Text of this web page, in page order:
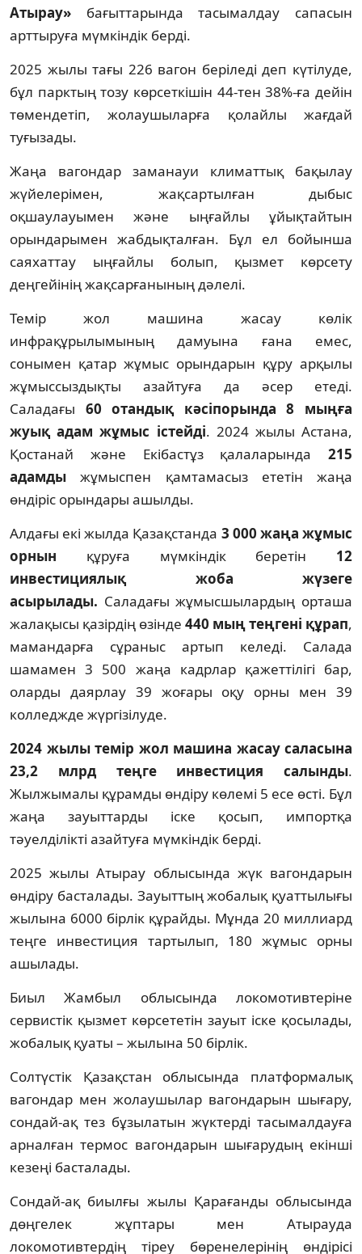
Атырау» бағыттарында тасымалдау сапасын
арттыруға мүмкіндік берді.
2025 жылы тағы 226 вагон беріледі деп күтілуде,
бұл парктың тозу көрсеткішін 44-тен 38%-ға дейін
төмендетіп, жолаушыларға қолайлы жағдай
туғызады.
Жаңа вагондар заманауи климаттық бақылау
жүйелерімен, жақсартылған дыбыс
оқшаулауымен және ыңғайлы ұйықтайтын
орындарымен жабдықталған. Бұл ел бойынша
саяхаттау ыңғайлы болып, қызмет көрсету
деңгейінің жақсарғанының дәлелі.
Темір жол машина жасау көлік
инфрақұрылымының дамуына ғана емес,
сонымен қатар жұмыс орындарын құру арқылы
жұмыссыздықты азайтуға да әсер етеді.
Саладағы 60 отандық кәсіпорында 8 мыңға
жуық адам жұмыс істейді. 2024 жылы Астана,
Қостанай және Екібастұз қалаларында 215
адамдыжұмыспен қамтамасыз ететін жаңа
өндіріс орындары ашылды.
Алдағы екі жылда Қазақстанда 3 000 жаңа жұмыс
орнын құруға мүмкіндік беретін 12
инвестициялық жоба жүзеге
асырылады. Саладағы жұмысшылардың орташа
жалақысы қазірдің өзінде 440 мың теңгені құрап,
мамандарға сұраныс артып келеді. Салада
шамамен 3 500 жаңа кадрлар қажеттілігі бар,
оларды даярлау 39 жоғары оқу орны мен 39
колледжде жүргізілуде.
2024 жылы темір жол машина жасау саласына
23,2 млрд теңге инвестиция салынды.
Жылжымалы құрамды өндіру көлемі 5 есе өсті. Бұл
жаңа зауыттарды іске қосып, импортқа
тәуелділікті азайтуға мүмкіндік берді.
2025 жылы Атырау облысында жүк вагондарын
өндіру басталады. Зауыттың жобалық қуаттылығы
жылына 6000 бірлік құрайды. Мұнда 20 миллиард
теңге инвестиция тартылып, 180 жұмыс орны
ашылады.
Биыл Жамбыл облысында локомотивтеріне
сервистік қызмет көрсететін зауыт іске қосылады,
жобалық қуаты – жылына 50 бірлік.
Солтүстік Қазақстан облысында платформалық
вагондар мен жолаушылар вагондарын шығару,
сондай-ақ тез бұзылатын жүктерді тасымалдауға
арналған термос вагондарын шығарудың екінші
кезеңі басталады.
Сондай-ақ биылғы жылы Қарағанды облысында
дөңгелек жұптары мен Атырауда
локомотивтердің тіреу бөренелерінің өндірісі